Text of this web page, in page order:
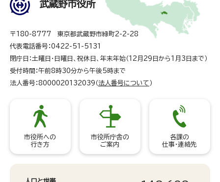
武蔵野市役所
〒180-8777 東京都武蔵野市緑町2-2-28
代表電話番号：0422-51-5131
閉庁日：土曜日・日曜日、祝休日、年末年始（12月29日から1月3日まで）
受付時間：午前8時30分から午後5時まで
法人番号：8000020132039（ 法人番号について ）
市役所への
行き方
市役所庁舎の
ご案内
各課の
仕事・連絡先